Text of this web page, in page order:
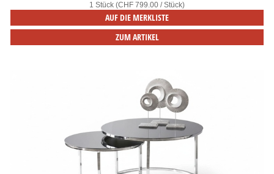
1 Stück (CHF 799.00 / Stück)
AUF DIE MERKLISTE
ZUM ARTIKEL